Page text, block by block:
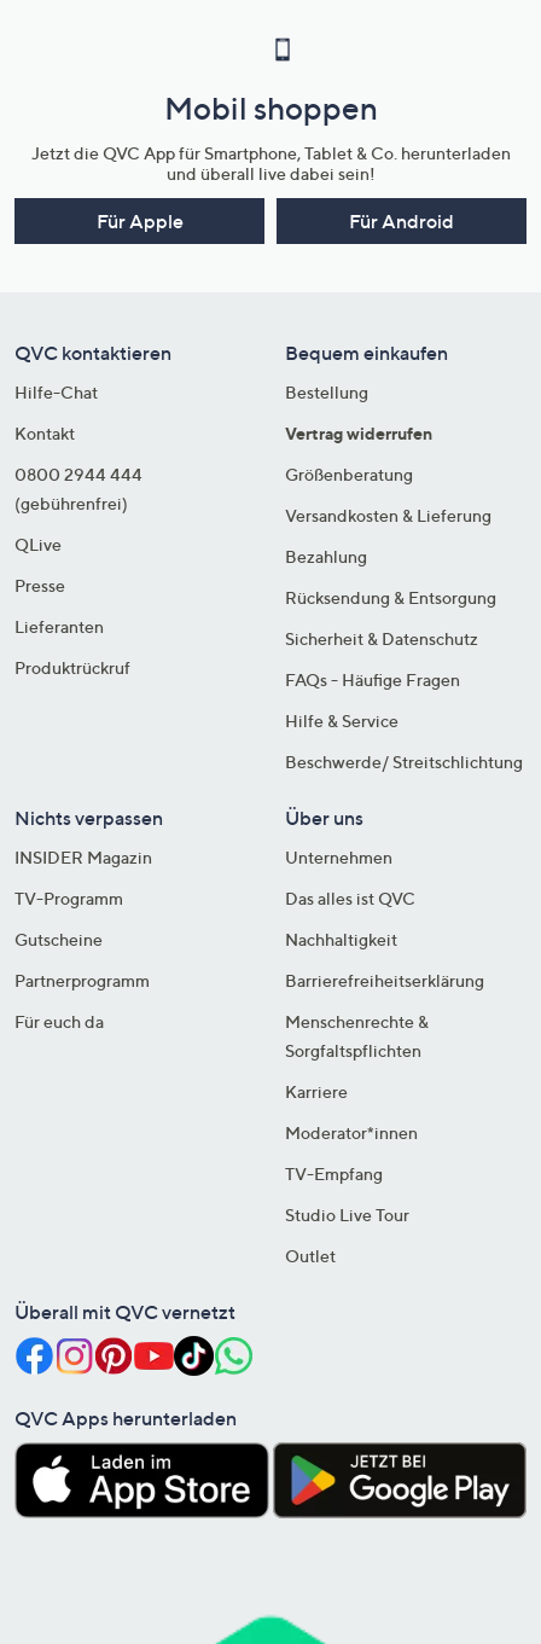
Mobil shoppen
Jetzt die QVC App für Smartphone, Tablet & Co. herunterladen
und überall live dabei sein!
Für Apple Für Android
QVC kontaktieren
Hilfe-Chat
Kontakt
0800 2944 444
(gebührenfrei)
QLive
Presse
Lieferanten
Produktrückruf
Bequem einkaufen
Bestellung
Vertrag widerrufen
Größenberatung
Versandkosten & Lieferung
Bezahlung
Rücksendung & Entsorgung
Sicherheit & Datenschutz
FAQs - Häufige Fragen
Hilfe & Service
Beschwerde/ Streitschlichtung
Nichts verpassen
INSIDER Magazin
TV-Programm
Gutscheine
Partnerprogramm
Für euch da
Über uns
Unternehmen
Das alles ist QVC
Nachhaltigkeit
Barrierefreiheitserklärung
Menschenrechte &
Sorgfaltspflichten
Karriere
Moderator*innen
TV-Empfang
Studio Live Tour
Outlet
Überall mit QVC vernetzt
QVC Apps herunterladen